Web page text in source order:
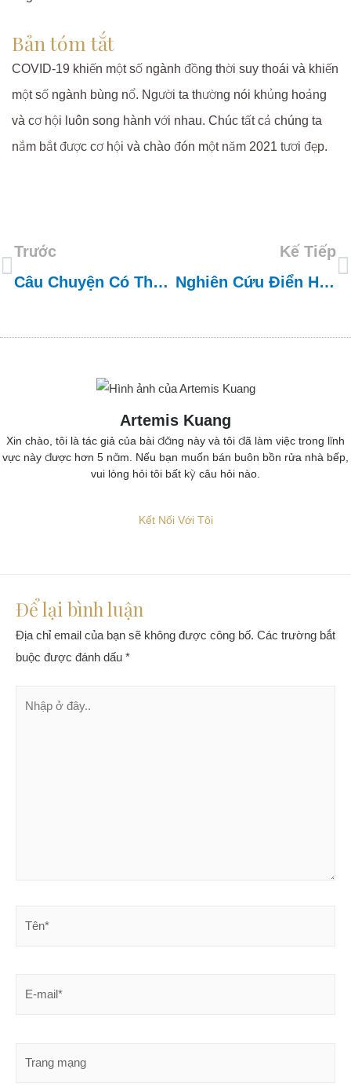
Bản tóm tắt
COVID-19 khiến một số ngành đồng thời suy thoái và khiến
một số ngành bùng nổ. Người ta thường nói khủng hoảng
và cơ hội luôn song hành với nhau. Chúc tất cả chúng ta
nắm bắt được cơ hội và chào đón một năm 2021 tươi đẹp.
Trước
Câu Chuyện Có Thật Về Cách Chúng Tôi Giúp Khách Hàng Xây Dựng Thương Hiệu Của Mình
Kế Tiếp
Nghiên Cứu Điển Hình: Chương Trình Bồn Rửa Bằng Đá Granite Composite
Artemis Kuang
Xin chào, tôi là tác giả của bài đăng này và tôi đã làm việc trong lĩnh
vực này được hơn 5 năm. Nếu bạn muốn bán buôn bồn rửa nhà bếp,
vui lòng hỏi tôi bất kỳ câu hỏi nào.
Kết Nối Với Tôi
Để lại bình luận
Địa chỉ email của bạn sẽ không được công bố. Các trường bắt
buộc được đánh dấu *